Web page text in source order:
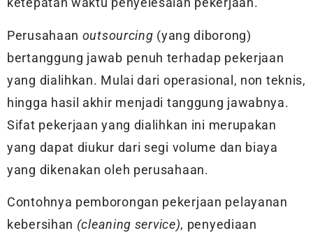
Perusahaan outsourcing (yang diborong)
bertanggung jawab penuh terhadap pekerjaan
yang dialihkan. Mulai dari operasional, non teknis,
hingga hasil akhir menjadi tanggung jawabnya.
Sifat pekerjaan yang dialihkan ini merupakan
yang dapat diukur dari segi volume dan biaya
yang dikenakan oleh perusahaan.
Contohnya pemborongan pekerjaan pelayanan
kebersihan (cleaning service), penyediaan